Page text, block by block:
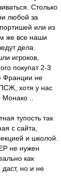
Столько
любой за
или из
же все наши
дела.
игроков,
покупат 2-3
Франции не
хотя у нас
..
тупость так
с сайта,
и школой.
не нужен
как
но и не